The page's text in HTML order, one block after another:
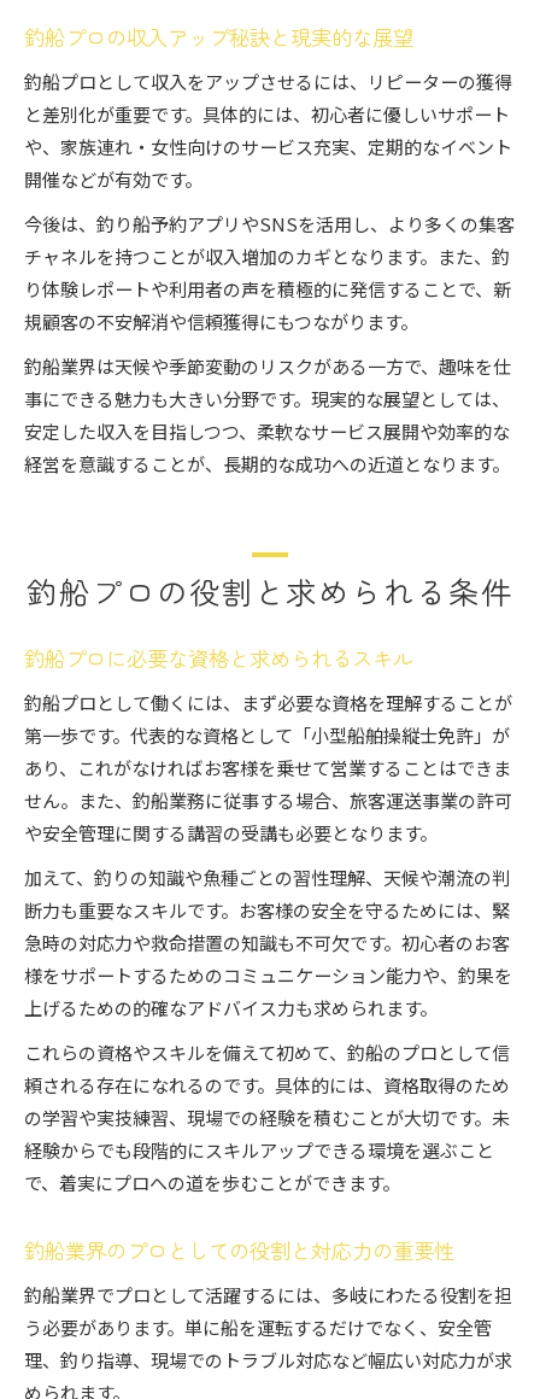
釣船プロの収入アップ秘訣と現実的な展望
釣船プロとして収入をアップさせるには、リピーターの獲得
と差別化が重要です。具体的には、初心者に優しいサポート
や、家族連れ・女性向けのサービス充実、定期的なイベント
開催などが有効です。
今後は、釣り船予約アプリやSNSを活用し、より多くの集客
チャネルを持つことが収入増加のカギとなります。また、釣
り体験レポートや利用者の声を積極的に発信することで、新
規顧客の不安解消や信頼獲得にもつながります。
釣船業界は天候や季節変動のリスクがある一方で、趣味を仕
事にできる魅力も大きい分野です。現実的な展望としては、
安定した収入を目指しつつ、柔軟なサービス展開や効率的な
経営を意識することが、長期的な成功への近道となります。
釣船プロの役割と求められる条件
釣船プロに必要な資格と求められるスキル
釣船プロとして働くには、まず必要な資格を理解することが
第一歩です。代表的な資格として「小型船舶操縦士免許」が
あり、これがなければお客様を乗せて営業することはできま
せん。また、釣船業務に従事する場合、旅客運送事業の許可
や安全管理に関する講習の受講も必要となります。
加えて、釣りの知識や魚種ごとの習性理解、天候や潮流の判
断力も重要なスキルです。お客様の安全を守るためには、緊
急時の対応力や救命措置の知識も不可欠です。初心者のお客
様をサポートするためのコミュニケーション能力や、釣果を
上げるための的確なアドバイス力も求められます。
これらの資格やスキルを備えて初めて、釣船のプロとして信
頼される存在になれるのです。具体的には、資格取得のため
の学習や実技練習、現場での経験を積むことが大切です。未
経験からでも段階的にスキルアップできる環境を選ぶこと
で、着実にプロへの道を歩むことができます。
釣船業界のプロとしての役割と対応力の重要性
釣船業界でプロとして活躍するには、多岐にわたる役割を担
う必要があります。単に船を運転するだけでなく、安全管
理、釣り指導、現場でのトラブル対応など幅広い対応力が求
められます。